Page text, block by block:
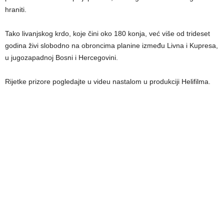
hraniti.
Tako livanjskog krdo, koje čini oko 180 konja, već više od trideset
godina živi slobodno na obroncima planine između Livna i Kupresa,
u jugozapadnoj Bosni i Hercegovini.
Rijetke prizore pogledajte u videu nastalom u produkciji Helifilma.